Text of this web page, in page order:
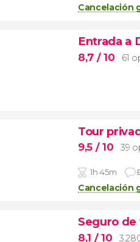
Cancelación
Entrada a
8,7 / 10 61
Tour
9,5 / 10 39
1h 45m
Cancelación
Seguro de
8,1 / 10